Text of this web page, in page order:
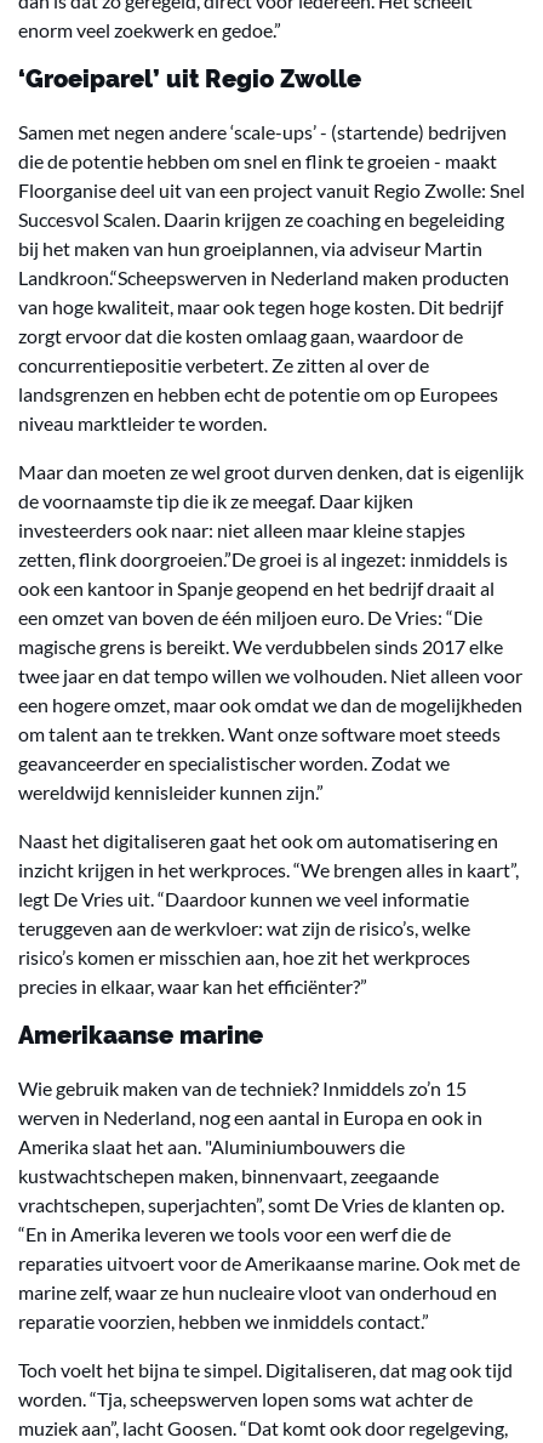
enorm veel zoekwerk en gedoe.”
‘Groeiparel’ uit Regio Zwolle
Samen met negen andere ‘scale-ups’ - (startende) bedrijven
die de potentie hebben om snel en flink te groeien - maakt
Floorganise deel uit van een project vanuit Regio Zwolle: Snel
Succesvol Scalen. Daarin krijgen ze coaching en begeleiding
bij het maken van hun groeiplannen, via adviseur Martin
Landkroon.“Scheepswerven in Nederland maken producten
van hoge kwaliteit, maar ook tegen hoge kosten. Dit bedrijf
zorgt ervoor dat die kosten omlaag gaan, waardoor de
concurrentiepositie verbetert. Ze zitten al over de
landsgrenzen en hebben echt de potentie om op Europees
niveau marktleider te worden.
Maar dan moeten ze wel groot durven denken, dat is eigenlijk
de voornaamste tip die ik ze meegaf. Daar kijken
investeerders ook naar: niet alleen maar kleine stapjes
zetten, flink doorgroeien.”De groei is al ingezet: inmiddels is
ook een kantoor in Spanje geopend en het bedrijf draait al
een omzet van boven de één miljoen euro. De Vries: “Die
magische grens is bereikt. We verdubbelen sinds 2017 elke
twee jaar en dat tempo willen we volhouden. Niet alleen voor
een hogere omzet, maar ook omdat we dan de mogelijkheden
om talent aan te trekken. Want onze software moet steeds
geavanceerder en specialistischer worden. Zodat we
wereldwijd kennisleider kunnen zijn.”
Naast het digitaliseren gaat het ook om automatisering en
inzicht krijgen in het werkproces. “We brengen alles in kaart”,
legt De Vries uit. “Daardoor kunnen we veel informatie
teruggeven aan de werkvloer: wat zijn de risico’s, welke
risico’s komen er misschien aan, hoe zit het werkproces
precies in elkaar, waar kan het efficiënter?”
Amerikaanse marine
Wie gebruik maken van de techniek? Inmiddels zo’n 15
werven in Nederland, nog een aantal in Europa en ook in
Amerika slaat het aan. "Aluminiumbouwers die
kustwachtschepen maken, binnenvaart, zeegaande
vrachtschepen, superjachten”, somt De Vries de klanten op.
“En in Amerika leveren we tools voor een werf die de
reparaties uitvoert voor de Amerikaanse marine. Ook met de
marine zelf, waar ze hun nucleaire vloot van onderhoud en
reparatie voorzien, hebben we inmiddels contact.”
Toch voelt het bijna te simpel. Digitaliseren, dat mag ook tijd
worden. “Tja, scheepswerven lopen soms wat achter de
muziek aan”, lacht Goosen. “Dat komt ook door regelgeving,